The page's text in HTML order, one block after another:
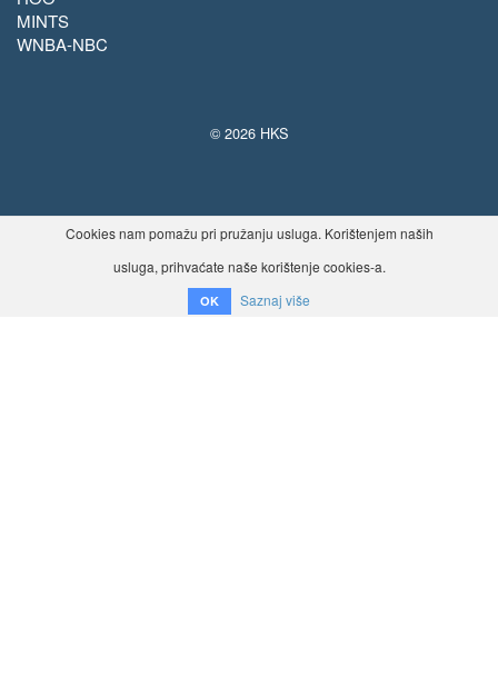
MINTS
WNBA-NBC
© 2026 HKS
Cookies nam pomažu pri pružanju usluga. Korištenjem naših
usluga, prihvaćate naše korištenje cookies-a.
OK Saznaj više